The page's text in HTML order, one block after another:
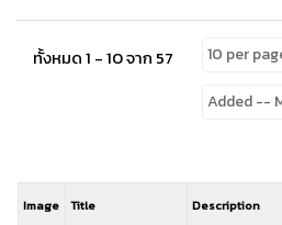
ทั้งหมด 1 - 10 จาก 57
Image Title Description